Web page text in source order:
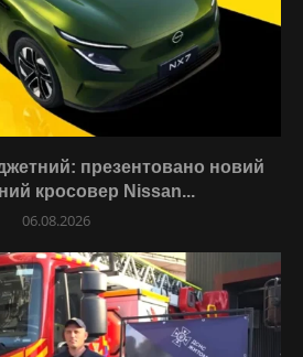
презентовано новий
кросовер Nissan...
06.08.2026